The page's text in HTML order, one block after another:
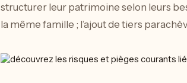
structurer leur patrimoine selon leurs
la même famille ; l’ajout de tiers